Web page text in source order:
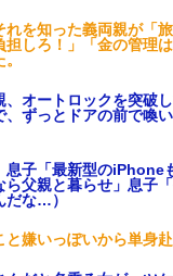
を知った義両親が「旅
担しろ！」「金の管理
、オートロックを突破
、ずっとドアの前で喚
息子「最新型のiPhone
ら父親と暮らせ」息子
だな…）
と嫌いっぽいから単身